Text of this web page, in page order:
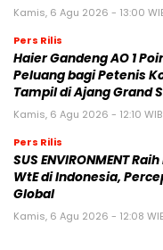
Kamis, 6 Agu 2026 - 13:00
Pers Rilis
Haier Gandeng AO 1
Peluang bagi Petenis
Tampil di Ajang Grand
Kamis, 6 Agu 2026 - 12:10 WIB
Pers Rilis
SUS ENVIRONMENT
WtE di Indonesia,
Global
Kamis, 6 Agu 2026 - 12:08